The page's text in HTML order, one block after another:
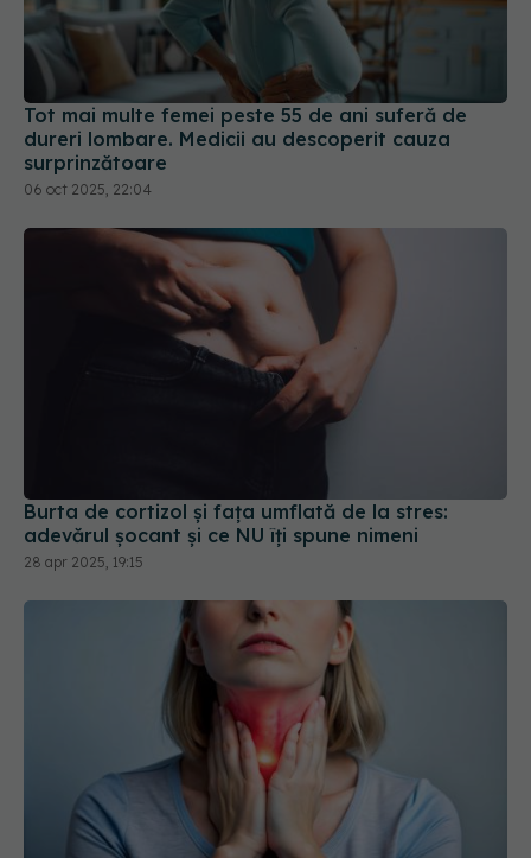
Tot mai multe femei peste 55 de ani suferă de
dureri lombare. Medicii au descoperit cauza
surprinzătoare
06 oct 2025, 22:04
Burta de cortizol și fața umflată de la stres:
adevărul șocant și ce NU îți spune nimeni
28 apr 2025, 19:15